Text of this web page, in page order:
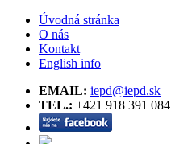
Úvodná stránka
O nás
Kontakt
English info
EMAIL: iepd@iepd.sk
TEL.: +421 918 391 084